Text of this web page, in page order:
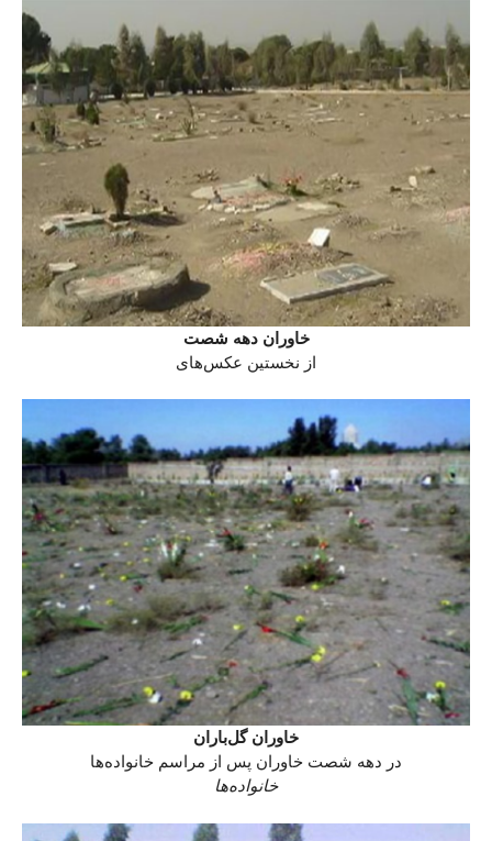
خاوران دهه شصت
از نخستین عکس‌های
خاوران گل‌باران
در دهه شصت خاوران پس از مراسم خانواده‌ها
خانواده‌ها